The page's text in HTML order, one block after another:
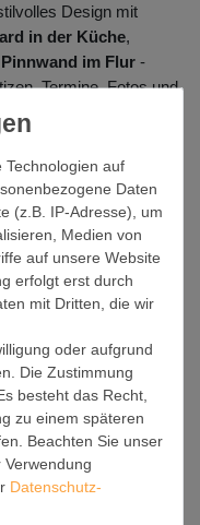
Design mit
in der Küche,
Pinnwand im Flur -
Termine, Fotos und
und gleichzeitig Ihre
in vielen Größen,
minimalistisch bis
Qualität aus
genau die
Arbeitsplatz passt.
Büro und
Sie Ordnung stilvoll
als praktisches
oder Rezepte. Im
und Terminen. Im
Post,
Technologien auf
Daten
(z.B. IP-Adresse), um
Medien von
auf unsere Website
erfolgt erst durch
mit Dritten, die wir
oder aufgrund
Die Zustimmung
besteht das Recht,
zu einem späteren
Beachten Sie unser
Daten­schutz­